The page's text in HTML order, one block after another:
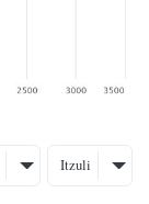
Itzuli